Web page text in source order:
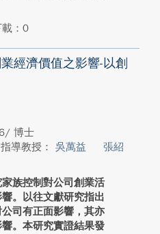
載：0
經濟價值之影響-以創
博士
指導教授： 吳萬益
張紹
族控制對公司創業活
。以往文獻研究指出
司有正面影響，其亦
。本研究實證結果發